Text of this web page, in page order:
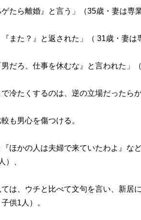
ゲたら離婚』と言う」（35歳・妻は専
『また？』と返された」（ 31歳・妻は
男だろ、仕事を休むな』と言われた」
冷たくするのは、逆の立場だったら
も男心を傷つける。
『ほかの人は夫婦で来ていたわよ』な
）、
ては、ウチと比べて文句を言い、新居
供1人）。